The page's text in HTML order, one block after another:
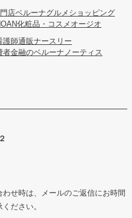
店ベルーナグルメショッピング
化粧品・コスメオージオ
護師通販ナースリー
者金融のベルーナノーティス
せ時は、メールのご返信にお時間
ださい。